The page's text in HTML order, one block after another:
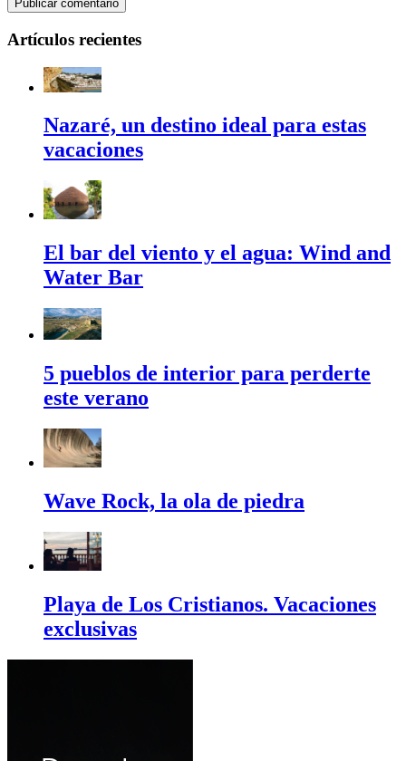
Artículos recientes
Nazaré, un destino ideal para estas
vacaciones
El bar del viento y el agua: Wind and
Water Bar
5 pueblos de interior para perderte
este verano
Wave Rock, la ola de piedra
Playa de Los Cristianos. Vacaciones
exclusivas